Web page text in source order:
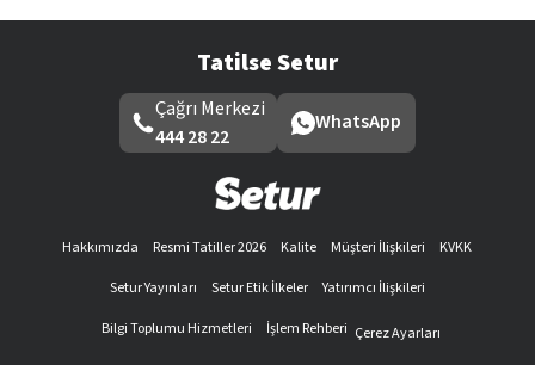
Tatilse Setur
Çağrı Merkezi
444 28 22
WhatsApp
Hakkımızda Resmi Tatiller 2026 Kalite Müşteri İlişkileri
KVKK
Setur Yayınları
Setur Etik İlkeler
Yatırımcı İlişkileri
Bilgi Toplumu Hizmetleri
İşlem Rehberi Çerez Ayarları